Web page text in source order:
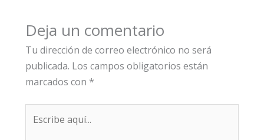
Deja un comentario
Tu dirección de correo electrónico no será
publicada. Los campos obligatorios están
marcados con *
aquí...